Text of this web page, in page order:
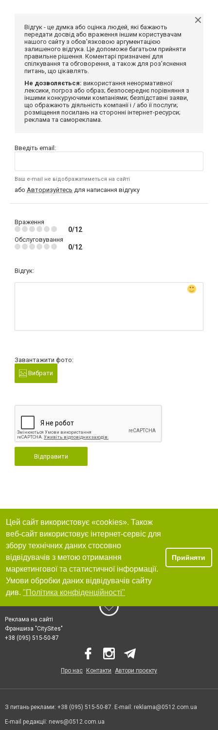
Відгук - це думка або оцінка людей, які бажають
передати досвід або враження іншим користувачам
нашого сайту з обов'язковою аргументацією
залишеного відгука. Це допоможе багатьом прийняти
правильне рішення. Коментарі призначені для
спілкування та обговорення, а також для роз'яснення
питань, що цікавлять.
Не дозволяється: використання ненормативної
лексики, погроз або образ; безпосереднє порівняння з
іншими конкуруючими компаніями; безпідставні заяви,
що ображають діяльність компанії і / або її послуги;
розміщення посилань на сторонні інтернет-ресурси;
реклама та самореклама.
Введіть email:
Ваш e-mail не відображатиметься на сайті
або Авторизуйтесь для написання відгуку
Враження
0/12
Обслуговування
0/12
Відгук:
Завантажити фото:
Вибрати
Відправити
Цей сайт використовує «cookies». Також
веб-сайт використовує інтернет-сервіс для
збору технічних даних стосовно
відвідувачів з метою отримання
маркетингової та статистичної інформації.
Умови обробки даних відвідувачів сайту
див. "Політика конфіденційності"
Прийняти
Реклама на сайті
Франшиза "CitySites"
+38 (095) 515-50-87
Про нас Контакти Автори проєкту
З питань реклами: +38 (095) 515-50-87. E-mail: reklama@0512.com.ua
E-mail редакції: news@0512.com.ua